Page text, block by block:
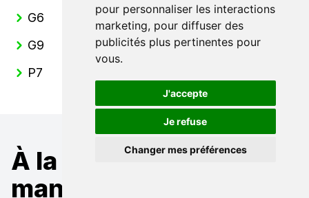
pour personnaliser les interactions
marketing, pour diffuser des
publicités plus pertinentes pour
vous.
J'accepte
Je refuse
Changer mes préférences
G6
G9
P7
À la recherche d'un
mandataire pour une